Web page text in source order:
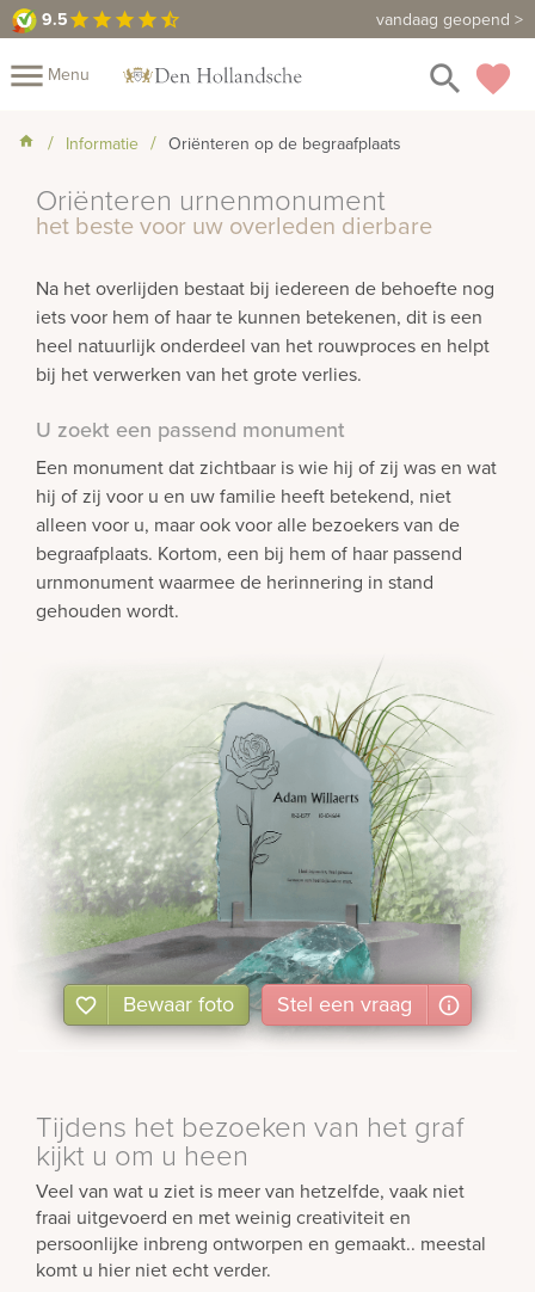
9.5star star star star star_half vandaag geopend >
9.5 Maak een vrijblijvende afspraak
menu Menu favorite
search
close
Home
Assortiment
Prijzen
Over
Winkels Contact
Bekijk
Informatie Oriënteren op de begraafplaats
Oriënteren urnenmonument
het beste voor uw overleden dierbare
Na het overlijden bestaat bij iedereen de behoefte nog
iets voor hem of haar te kunnen betekenen, dit is een
heel natuurlijk onderdeel van het rouwproces en helpt
bij het verwerken van het grote verlies.
U zoekt een passend monument
Een monument dat zichtbaar is wie hij of zij was en wat
hij of zij voor u en uw familie heeft betekend, niet
alleen voor u, maar ook voor alle bezoekers van de
begraafplaats. Kortom, een bij hem of haar passend
urnmonument waarmee de herinnering in stand
gehouden wordt.
Bewaar foto Stel een vraag
Tijdens het bezoeken van het graf
kijkt u om u heen
Veel van wat u ziet is meer van hetzelfde, vaak niet
fraai uitgevoerd en met weinig creativiteit en
persoonlijke inbreng ontworpen en gemaakt.. meestal
komt u hier niet echt verder.